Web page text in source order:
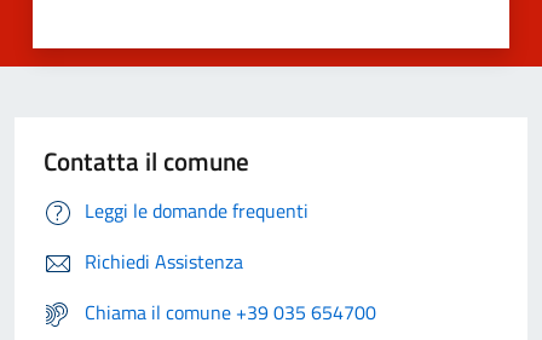
Contatta il comune
Leggi le domande frequenti
Richiedi Assistenza
Chiama il comune +39 035 654700